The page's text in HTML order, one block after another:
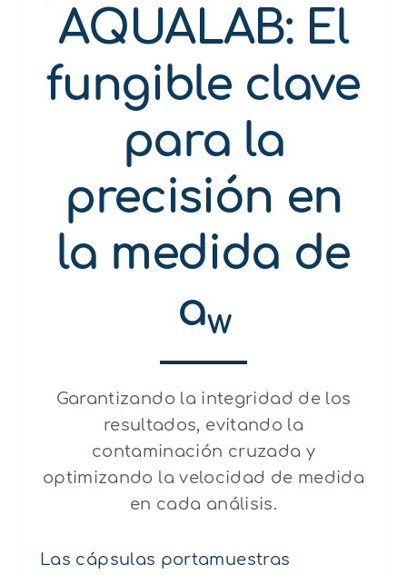
AQUALAB: El
fungible clave
para la
precisión en
la medida de
aw
Garantizando la integridad de los
resultados, evitando la
contaminación cruzada y
optimizando la velocidad de medida
en cada análisis.
Las cápsulas portamuestras